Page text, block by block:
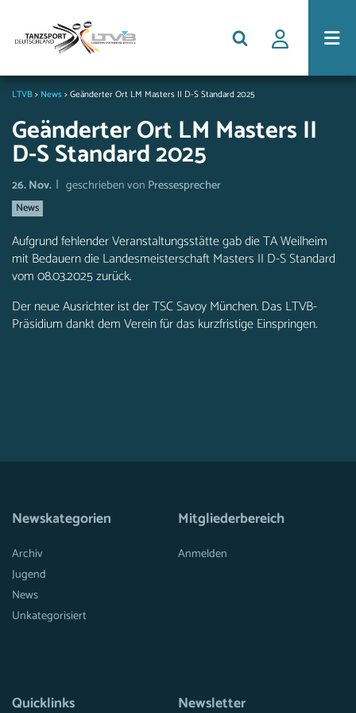
LTVB> News>Geänderter Ort LM Masters II D-S Standard 2025
Geänderter Ort LM Masters II
D-S Standard 2025
26. Nov. | geschrieben von Pressesprecher
News
Aufgrund fehlender Veranstaltungsstätte gab die TA Weilheim
mit Bedauern die Landesmeisterschaft Masters II D-S Standard
vom 08.03.2025 zurück.
Der neue Ausrichter ist der TSC Savoy München. Das LTVB-
Präsidium dankt dem Verein für das kurzfristige Einspringen.
Newskategorien
Archiv
Jugend
News
Unkategorisiert
Mitgliederbereich
Anmelden
Quicklinks Newsletter